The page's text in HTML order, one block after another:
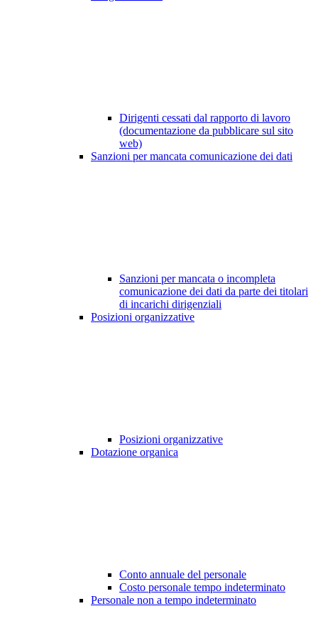
Dirigenti cessati dal rapporto di lavoro
(documentazione da pubblicare sul sito
web)
Sanzioni per mancata comunicazione dei dati
Sanzioni per mancata o incompleta
comunicazione dei dati da parte dei titolari
di incarichi dirigenziali
Posizioni organizzative
Posizioni organizzative
Dotazione organica
Conto annuale del personale
Costo personale tempo indeterminato
Personale non a tempo indeterminato